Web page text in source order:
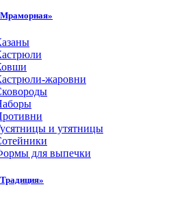
жаровни
и утятницы
для выпечки